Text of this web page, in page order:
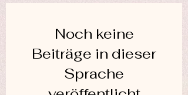
Noch keine
Beiträge in dieser
Sprache